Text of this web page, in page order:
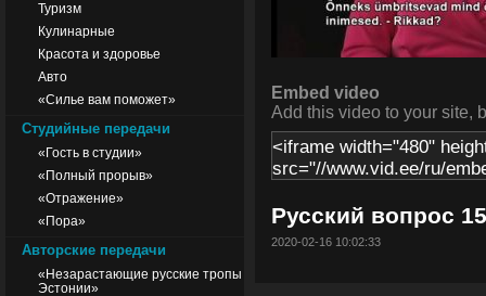
Туризм
Кулинарные
Красота и здоровье
Авто
«Силье вам поможет»
Студийные передачи
«Гость в студии»
«Полный прорыв»
«Отражение»
«Пора»
Авторские передачи
«Незарастающие русские тропы
Эстонии»
Embed video
Add this video to your site,
Русский вопрос
2020-02-16 10:02:33